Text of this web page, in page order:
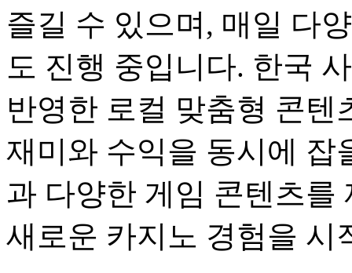
즐길 수 있으며, 매일 다
도 진행 중입니다. 한국
반영한 로컬 맞춤형 콘텐
재미와 수익을 동시에 잡
과 다양한 게임 콘텐츠를
새로운 카지노 경험을 시